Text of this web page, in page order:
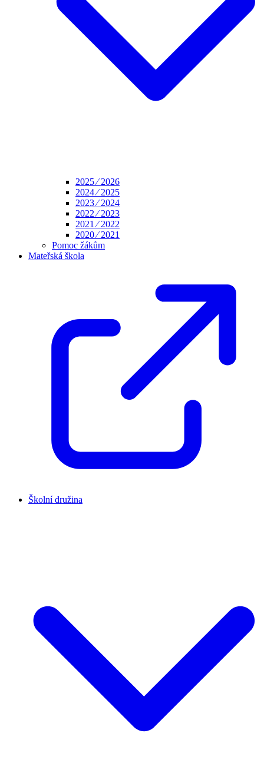
2025 ⁄ 2026
2024 ⁄ 2025
2023 ⁄ 2024
2022 ⁄ 2023
2021 ⁄ 2022
2020 ⁄ 2021
Pomoc žákům
Mateřská škola
Školní družina